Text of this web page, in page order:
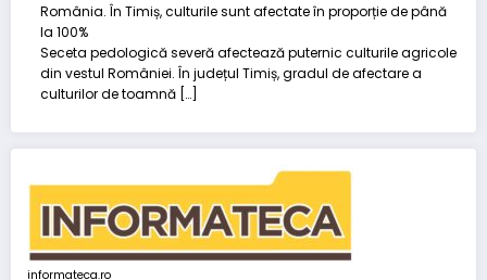
România. În Timiș, culturile sunt afectate în proporție de până
la 100%
Seceta pedologică severă afectează puternic culturile agricole
din vestul României. În județul Timiș, gradul de afectare a
culturilor de toamnă […]
informateca.ro